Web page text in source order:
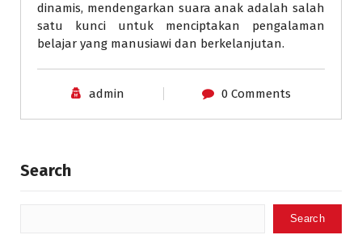
dinamis, mendengarkan suara anak adalah salah
satu kunci untuk menciptakan pengalaman
belajar yang manusiawi dan berkelanjutan.
admin 0 Comments
Search
Search